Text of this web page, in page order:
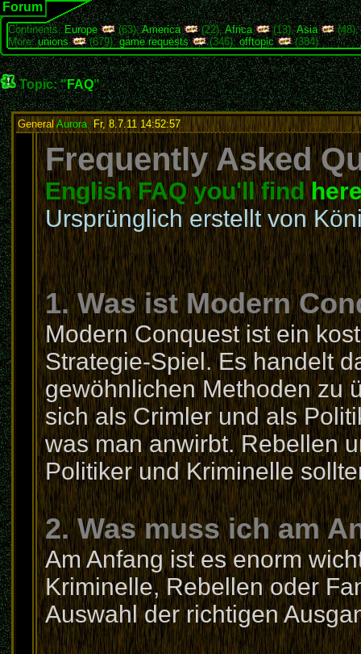
Forum
Continents:Europe (63),America (22),Africa (13),Asia
(48),
More:unions (679),game requests (346),offtopic (384)
Topic: "FAQ"
General Aurora,Fr, 8.7.11 14:52:57:
Frequently Asked
English FAQ you'll find
Ursprünglich erstellt von
1. Was ist Modern
Modern Conquest ist ein
Strategie-Spiel. Es handelt
gewöhnlichen Methoden zu
sich als Crimler und als
was man anwirbt. Rebellen
Politiker und Kriminelle
2. Was muss ich am
Am Anfang ist es enorm
Kriminelle, Rebellen oder
Auswahl der richtigen